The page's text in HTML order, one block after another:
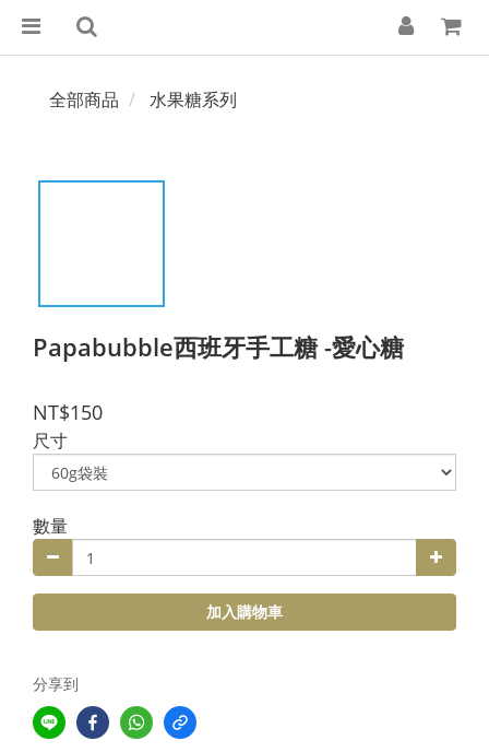
全部商品 水果糖系列
Papabubble西班牙手工糖 -愛心糖
NT$150
尺寸
數量
加入購物車
分享到